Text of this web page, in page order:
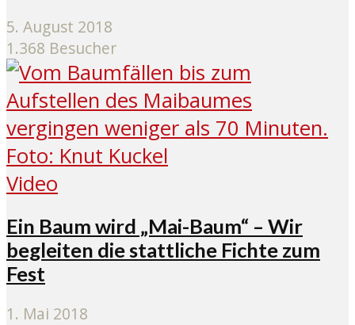
5. August 2018
1.368 Besucher
Video
Ein Baum wird „Mai-Baum“ – Wir
begleiten die stattliche Fichte zum
Fest
1. Mai 2018